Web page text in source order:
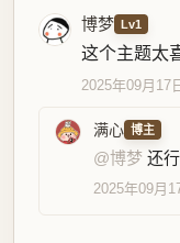
博梦 Lv1
这个主题太
2025年09月17
满心 博主
@博梦 还
2025年09月